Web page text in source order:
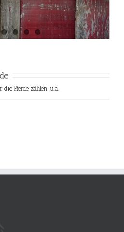
Pferde zählen u.a.